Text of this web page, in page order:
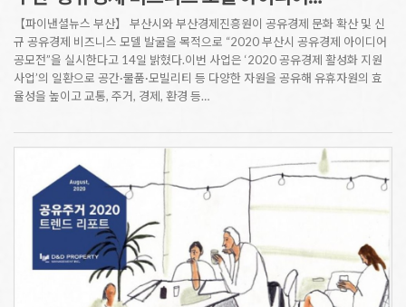
【파이낸셜뉴스 부산】 부산시와 부산경제진흥원이 공유경제 문화 확산 및 신
규 공유경제 비즈니스 모델 발굴을 목적으로 “2020 부산시 공유경제 아이디어
공모전”을 실시한다고 14일 밝혔다.이번 사업은 ‘2020 공유경제 활성화 지원
사업’의 일환으로 공간·물품·모빌리티 등 다양한 자원을 공유해 유휴자원의 효
율성을 높이고 교통, 주거, 경제, 환경 등…